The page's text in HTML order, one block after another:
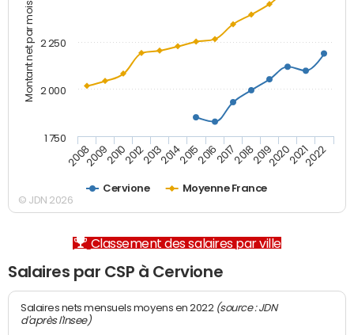
Montant net par mois (€)
Cervione Moyenne France
20082009201020122013201420152016201720182019202020212022
1 750
2 000
2 250
© JDN 2026
Classement des salaires par ville
Salaires par CSP à Cervione
Salaires nets mensuels moyens en 2022 (source : JDN
d'après l'Insee)